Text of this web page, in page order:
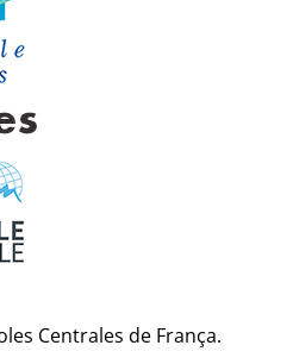
Centrales de França.